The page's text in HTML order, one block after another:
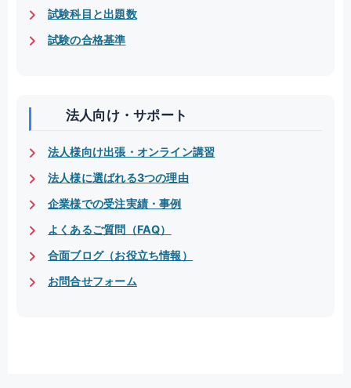
試験科目と出題数
試験の合格基準
法人向け・サポート
法人様向け出張・オンライン講習
法人様に選ばれる3つの理由
企業様での受注実績・事例
よくあるご質問（FAQ）
合面ブログ（お役立ち情報）
お問合せフォーム